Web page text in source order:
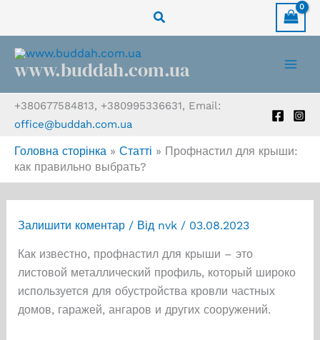
вмісту
Пошук
www.buddah.com.ua
+380677584813, +380995336631, Email:
office@buddah.com.ua
Головна сторінка » Статті » Профнастил для крыши:
как правильно выбрать?
Залишити коментар / Від nvk / 03.08.2023
Как известно, профнастил для крыши – это
листовой металлический профиль, который широко
используется для обустройства кровли частных
домов, гаражей, ангаров и других сооружений.